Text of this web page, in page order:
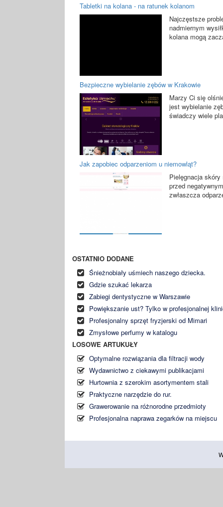
Tabletki na kolana - na ratunek kolanom
Najczęstsze
nadmiernym
kolana mogą
Bezpieczne wybielanie zębów w Krakowie
Marzy Ci się
jest wybielanie
świadczy wiele
Jak zapobiec odparzeniom u niemowląt?
Pielęgnacja
przed
zwłaszcza
OSTATNIO DODANE
Śnieżnobiały uśmiech naszego dziecka.
Gdzie szukać lekarza
Zabiegi dentystyczne w Warszawie
Powiększanie ust? Tylko w profesjonalnej
Profesjonalny sprzęt fryzjerski od Mimari
Zmysłowe perfumy w katalogu
LOSOWE ARTUKUŁY
Optymalne rozwiązania dla filtracji wody
Wydawnictwo z ciekawymi publikacjami
Hurtownia z szerokim asortymentem stali
Praktyczne narzędzie do rur.
Grawerowanie na różnorodne przedmioty
Profesjonalna naprawa zegarków na miejscu